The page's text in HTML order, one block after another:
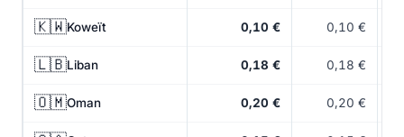
🇰🇼Koweït 0,10 € 0,10 €
🇱🇧Liban 0,18 € 0,18 €
🇴🇲Oman 0,20 € 0,20 €